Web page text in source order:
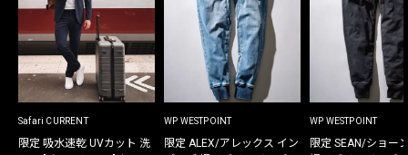
Safari CURRENT
限定 吸水速乾 UVカット 洗
WP WESTPOINT
限定 ALEX/アレックス イン
WP WESTPOINT
限定 SEAN/ショー